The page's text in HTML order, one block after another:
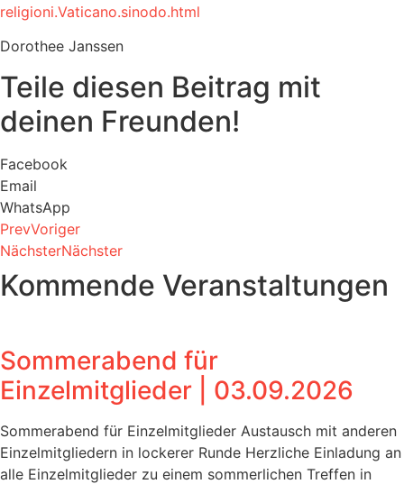
religioni.Vaticano.sinodo.html
Dorothee Janssen
Teile diesen Beitrag mit
deinen Freunden!
Facebook
Email
WhatsApp
PrevVoriger
NächsterNächster
Kommende Veranstaltungen
Sommerabend für
Einzelmitglieder | 03.09.2026
Sommerabend für Einzelmitglieder Austausch mit anderen
Einzelmitgliedern in lockerer Runde Herzliche Einladung an
alle Einzelmitglieder zu einem sommerlichen Treffen in